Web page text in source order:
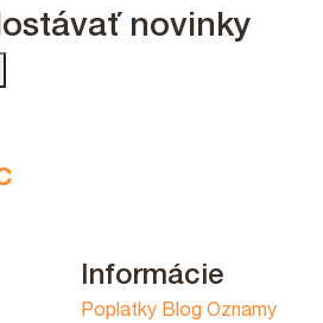
novinky
Informácie
Poplatky Blog Oznamy